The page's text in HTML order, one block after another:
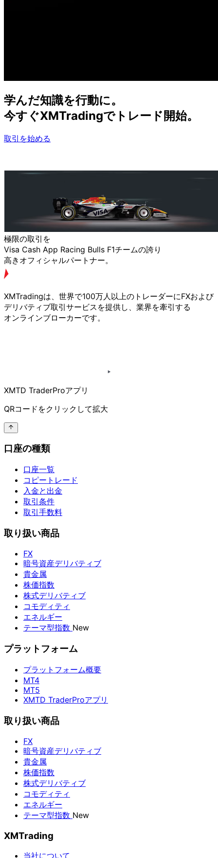
学んだ知識を行動に。
今すぐXMTradingでトレード開始。
取引を始める
極限の取引を
Visa Cash App Racing Bulls F1チームの誇り
高きオフィシャルパートナー。
XMTradingは、 世界で100万人以上の トレーダーにFXおよび
デリバティブ取引サービスを提供し、 業界を牽引する
オンラインブローカーです。
XMTD TraderProアプリ
QRコードをクリックして拡大
口座の種類
口座一覧
コピートレード
入金と出金
取引条件
取引手数料
取り扱い商品
FX
暗号資産デリバティブ
貴金属
株価指数
株式デリバティブ
コモディティ
エネルギー
テーマ型指数 New
プラットフォーム
プラットフォーム概要
MT4
MT5
XMTD TraderProアプリ
取り扱い商品
FX
暗号資産デリバティブ
貴金属
株価指数
株式デリバティブ
コモディティ
エネルギー
テーマ型指数 New
XMTrading
当社について